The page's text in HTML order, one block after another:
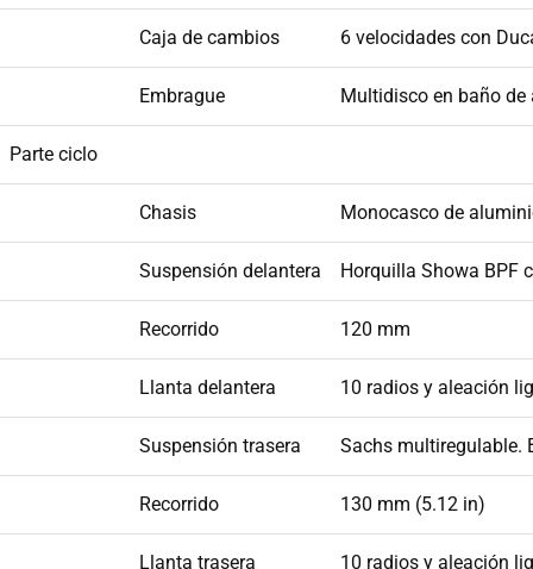
Caja de cambios 6 velocidades con
Embrague Multidisco en baño
Parte ciclo
Chasis Monocasco de
Suspensión delantera Horquilla Showa BPF
Recorrido 120 mm
Llanta delantera 10 radios y aleación
Suspensión trasera Sachs multiregulable.
Recorrido 130 mm (5.12 in)
Llanta trasera 10 radios y aleación